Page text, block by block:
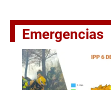
El jefe del Ejecutivo
Emergencias